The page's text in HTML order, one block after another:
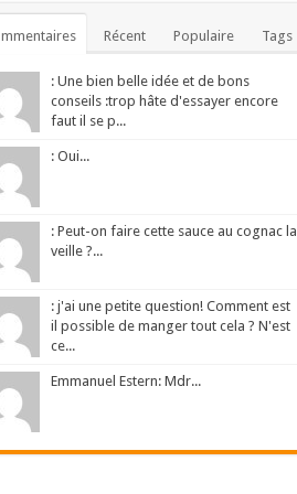
Récent Populaire Tags
: Une bien belle idée et de bons
conseils :trop hâte d'essayer encore
faut il se p...
: Oui...
: Peut-on faire cette sauce au cognac la
veille ?...
: j'ai une petite question! Comment est
il possible de manger tout cela ? N'est
ce...
Emmanuel Estern: Mdr...